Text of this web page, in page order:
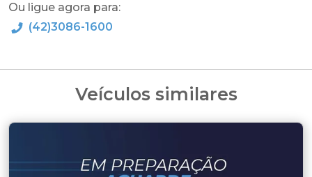
Ou ligue agora para:
(42)3086-1600
Veículos similares